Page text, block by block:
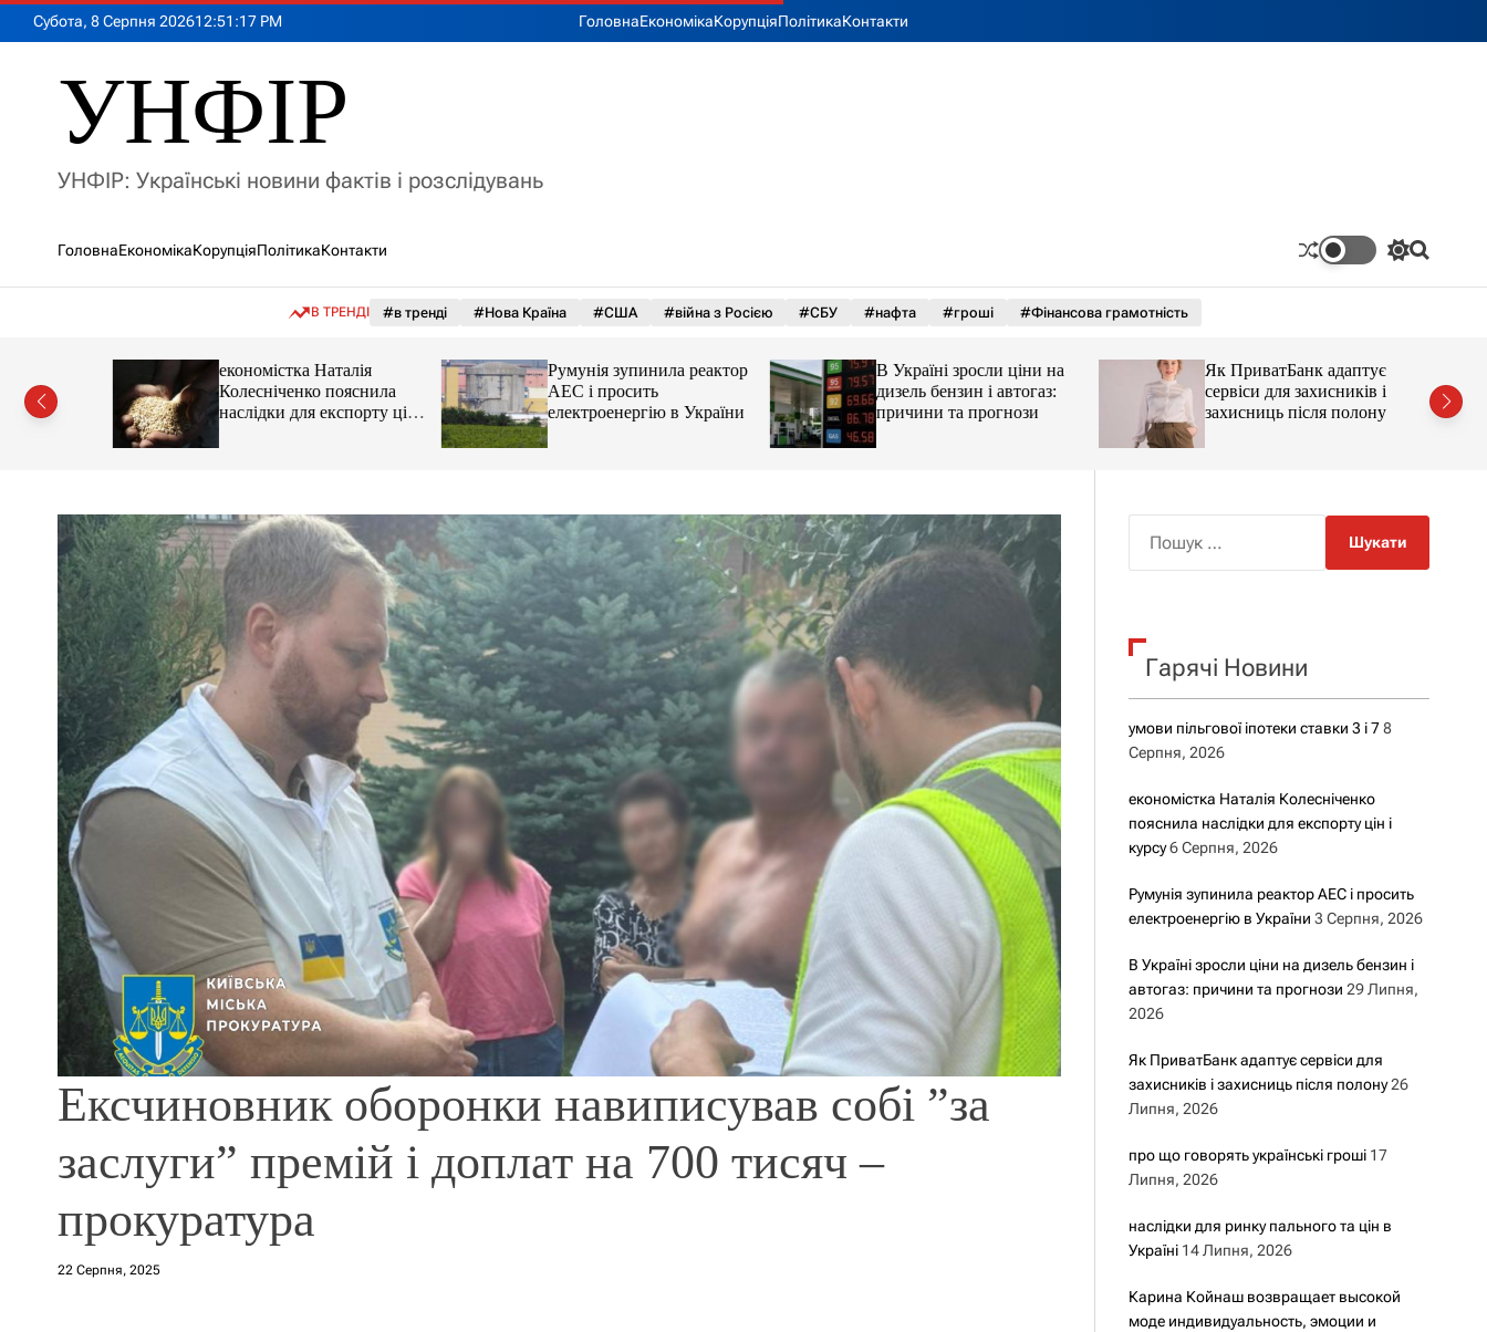
Субота, 8 Серпня 202612:51 :19 PM ГоловнаЕкономікаКорупціяПолітикаКонтакти
УНФІР
УНФІР: Українські новини фактів і розслідувань
ГоловнаЕкономікаКорупціяПолітикаКонтакти
П
к
а
ч
р
о
у
П
В ТРЕНДІ #в тренді #Нова Країна #США #війна з Росією #СБУ #нафта #гроші #Фінансова грамотність
економістка Наталія
Колесніченко пояснила
наслідки для експорту цін і
курсу
Румунія зупинила реактор
АЕС і просить
електроенергію в України
В Україні зросли ціни на
дизель бензин і автогаз:
причини та прогнози
Як ПриватБанк адаптує
сервіси для захисників і
захисниць після полону
Ексчиновник оборонки навиписував собі ”за
заслуги” премій і доплат на 700 тисяч –
прокуратура
22 Серпня, 2025
к
Гарячі Новини
умови пільгової іпотеки ставки 3 і 7 8
Серпня, 2026
економістка Наталія Колесніченко
пояснила наслідки для експорту цін і
курсу 6 Серпня, 2026
Румунія зупинила реактор АЕС і просить
електроенергію в України 3 Серпня, 2026
В Україні зросли ціни на дизель бензин і
автогаз: причини та прогнози 29 Липня,
2026
Як ПриватБанк адаптує сервіси для
захисників і захисниць після полону 26
Липня, 2026
про що говорять українські гроші 17
Липня, 2026
наслідки для ринку пального та цін в
Україні 14 Липня, 2026
Карина Койнаш возвращает высокой
моде индивидуальность, эмоции и